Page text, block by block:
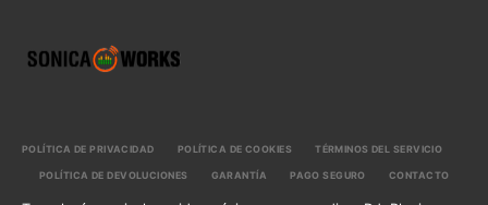
POLÍTICA DE PRIVACIDAD POLÍTICA DE COOKIES TÉRMINOS DEL SERVICIO
POLÍTICA DE DEVOLUCIONES GARANTÍA PAGO SEGURO CONTACTO